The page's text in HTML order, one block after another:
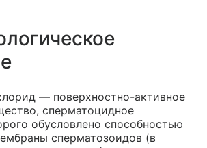
— поверхностно-активное
сперматоцидное
обусловлено способностью
сперматозоидов (в